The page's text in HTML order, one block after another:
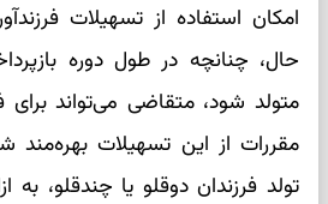
امکان استفاده از تسهیلات
حال، چنانچه در طول دوره
متولد شود، متقاضی می‌تواند برای
مقررات از این تسهیلات
تولد فرزندان دوقلو یا چندقلو،